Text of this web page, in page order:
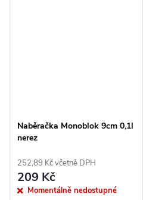
Naběračka Monoblok 9cm 0,1l
nerez
252,89 Kč včetně DPH
209 Kč
Momentálně nedostupné